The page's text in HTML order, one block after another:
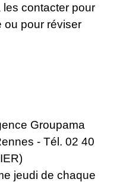
les contacter pour
ou pour réviser
Groupama
- Tél. 02 40
jeudi de chaque